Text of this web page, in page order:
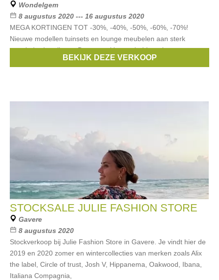
Wondelgem
8 augustus 2020 --- 16 augustus 2020
MEGA KORTINGEN TOT -30%, -40%, -50%, -60%, -70%!
Nieuwe modellen tuinsets en lounge meubelen aan sterk
verminderde prijzen - De eerste klanten hebben de grootste
keuze! Wij selecteren de mooiste collecties
BEKIJK DEZE VERKOOP
STOCKSALE JULIE FASHION STORE
Gavere
8 augustus 2020
Stockverkoop bij Julie Fashion Store in Gavere. Je vindt hier de
2019 en 2020 zomer en wintercollecties van merken zoals Alix
the label, Circle of trust, Josh V, Hippanema, Oakwood, Ibana,
Italiana Compagnia,